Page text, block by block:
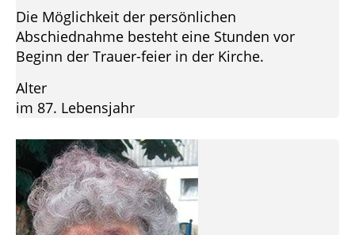
Die Möglichkeit der persönlichen
Abschiednahme besteht eine Stunden vor
Beginn der Trauer-feier in der Kirche.
Alter
im 87. Lebensjahr